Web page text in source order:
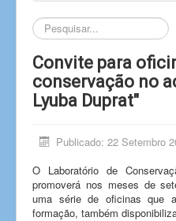
Pesquisar...
Convite para
conservação no
Lyuba Duprat"
Publicado: 22 Setembro
O Laboratório de
promoverá nos meses de
uma série de oficinas que
formação, também